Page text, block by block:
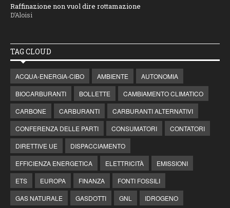
Raffinazione non vuol dire rottamazione
D’Aloisi
TAG CLOUD
ACQUA-ENERGIA-CIBO AMBIENTE
AUTONOMIA
BIOCARBURANTI
BOLLETTE
CAMBIAMENTO CLIMATICO
CARBONE
CARBURANTI
CARBURANTI ALTERNATIVI
CONFERENZA DELLE PARTI
CONSUMATORI
CONTATORI
DIRETTIVE UE
DISPACCIAMENTO
EFFICIENZA ENERGETICA
ELETTRICITÀ
EMISSIONI
ETS
EUROPA FINANZA
FONTI FOSSILI
GAS NATURALE
GASDOTTI GNL IDROGENO